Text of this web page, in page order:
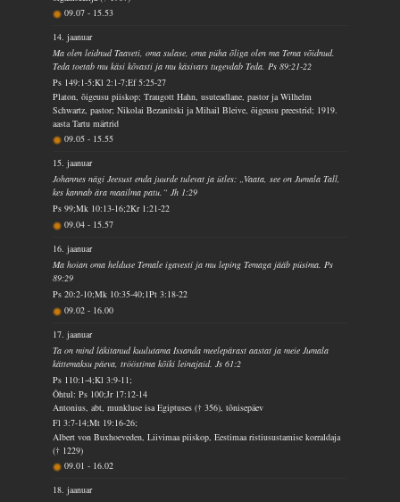
09.07- 15.53
14. jaanuar
Ma olen leidnud Taaveti, oma sulase, oma püha õliga olen ma Tema võidnud.
Teda toetab mu käsi kõvasti ja mu käsivars tugevdab Teda. Ps 89:21-22
Ps 149:1-5;Kl 2:1-7;Ef 5:25-27
Platon, õigeusu piiskop; Traugott Hahn, usuteadlane, pastor ja Wilhelm
Schwartz, pastor; Nikolai Bezanitski ja Mihail Bleive, õigeusu preestrid; 1919.
aasta Tartu märtrid
09.05- 15.55
15. jaanuar
Johannes nägi Jeesust enda juurde tulevat ja ütles: „Vaata, see on Jumala Tall,
kes kannab ära maailma patu.“ Jh 1:29
Ps 99;Mk 10:13-16;2Kr 1:21-22
09.04- 15.57
16. jaanuar
Ma hoian oma helduse Temale igavesti ja mu leping Temaga jääb püsima. Ps
89:29
Ps 20:2-10;Mk 10:35-40;1Pt 3:18-22
09.02- 16.00
17. jaanuar
Ta on mind läkitanud kuulutama Issanda meelepärast aastat ja meie Jumala
kättemaksu päeva, trööstima kõiki leinajaid. Js 61:2
Ps 110:1-4;Kl 3:9-11;
Õhtul: Ps 100;Jr 17:12-14
Antonius, abt, munkluse isa Egiptuses († 356), tõnisepäev
Fl 3:7-14;Mt 19:16-26;
Albert von Buxhoeveden, Liivimaa piiskop, Eestimaa ristiusustamise korraldaja
(† 1229)
09.01- 16.02
18. jaanuar